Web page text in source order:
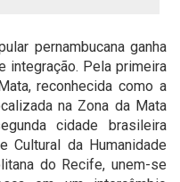
pernambucana ganha
integração. Pela primeira
reconhecida como a
na Zona da Mata
cidade brasileira
Cultural da Humanidade
do Recife, unem-se